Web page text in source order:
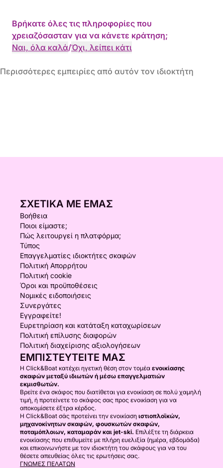
Βρήκατε όλες τις πληροφορίες που
χρειαζόσασταν για να κάνετε κράτηση;
Ναι, όλα καλά/Όχι, λείπει κάτι
Περισσότερες εμπειρίες από αυτόν τον ιδιοκτήτη
ΣΧΕΤΙΚΆ ΜΕ ΕΜΆΣ
Βοήθεια
Ποιοι είμαστε;
Πώς λειτουργεί η πλατφόρμα;
Τύπος
Επαγγελματίες ιδιοκτήτες σκαφών
Πολιτική Απορρήτου
Πολιτική cookie
Όροι και προϋποθέσεις
Νομικές ειδοποιήσεις
Συνεργάτες
Εγγραφείτε!
Ευρετηρίαση και κατάταξη καταχωρίσεων
Πολιτική επίλυσης διαφορών
Πολιτική διαχείρισης αξιολογήσεων
ΕΜΠΙΣΤΕΥΤΕΊΤΕ ΜΑΣ
Η Click&Boat κατέχει ηγετική θέση στον τομέα ενοικίασης
σκαφών μεταξύ ιδιωτών ή μέσω επαγγελματιών
εκμισθωτών.
Βρείτε ένα σκάφος που διατίθεται για ενοικίαση σε πολύ χαμηλή
τιμή, ή προτείνετε το σκάφος σας προς ενοικίαση για να
αποκομίσετε έξτρα κέρδος.
Η Click&Boat σάς προτείνει την ενοικίαση ιστιοπλοϊκών,
μηχανοκίνητων σκαφών, φουσκωτών σκαφών,
ποταμόπλοιων, καταμαράν και jet-ski. Επιλέξτε τη διάρκεια
ενοικίασης που επιθυμείτε με πλήρη ευελιξία (ημέρα, εβδομάδα)
και επικοινωνήστε με τον ιδιοκτήτη του σκάφους για να του
θέσετε απευθείας όλες τις ερωτήσεις σας.
ΓΝΏΜΕΣ ΠΕΛΑΤΏΝ